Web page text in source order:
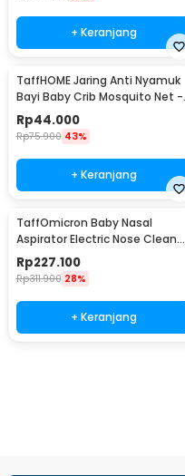
+ Keranjang
TaffHOME Jaring Anti Nyamuk
Bayi Baby Crib Mosquito Net -
BB2
Rp44.000
Rp75.900 43%
+ Keranjang
TaffOmicron Baby Nasal
Aspirator Electric Nose Cleaner
65kPa 2500mAh - NASA608
Rp227.100
Rp311.900 28%
+ Keranjang